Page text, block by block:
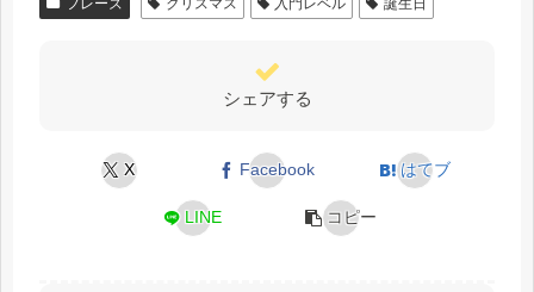
シェアする
X Facebook はてブ
LINE コピー